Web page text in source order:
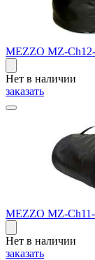
MEZZO MZ-Ch12-
Нет в наличии
заказать
MEZZO MZ-Ch11-
Нет в наличии
заказать